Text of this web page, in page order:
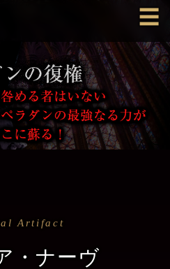
☰
Artifact
・ナーヴ